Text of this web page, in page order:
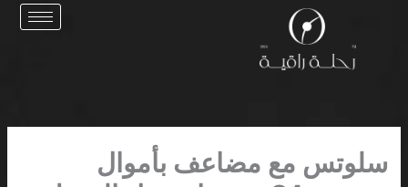
سلوتس مع مضاعف بأموال